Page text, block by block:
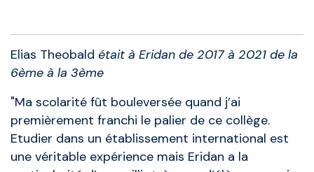
Elias Theobald était à Eridan de 2017 à 2021 de la
6ème à la 3ème
"Ma scolarité fût bouleversée quand j’ai
premièrement franchi le palier de ce collège.
Etudier dans un établissement international est
une véritable expérience mais Eridan a la